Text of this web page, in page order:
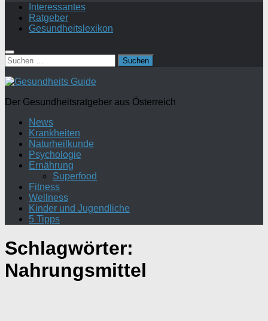
Interessantes
Ratgeber
Gesundheitslexikon
Suchen
nach:
Der Gesundheitsratgeber aus Österreich
News
Krankheiten
Naturheilkunde
Psychologie
Ernährung
Superfood
Fitness
Wellness
Kinder und Jugendliche
5 Tipps
Schlagwörter:
Nahrungsmittel